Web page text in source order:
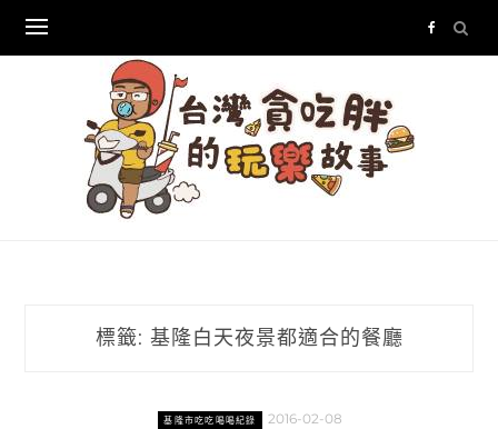
content
標籤: 基隆白天夜景都適合的餐廳
基隆市吃吃喝喝紀錄 2016-02-08